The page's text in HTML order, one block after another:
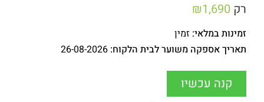
רק
₪1,690
זמינות במלאי: זמין
תאריך אספקה משוער לבית הלקוח: 26-08-2026
קנה עכשיו